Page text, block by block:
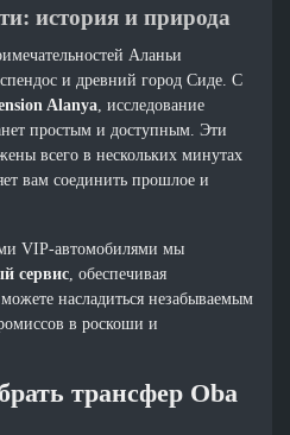
история и природа
Аланьи
и древний город Сиде. С
Alanya , исследование
простым и доступным. Эти
всего в нескольких минутах
вам соединить прошлое и
VIP-автомобилями мы
сервис , обеспечивая
насладиться незабываемым
в роскоши и
трансфер Oba